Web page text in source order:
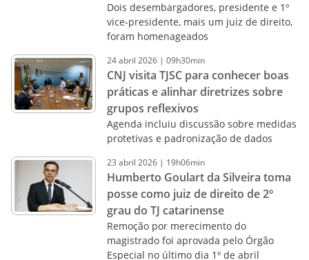
Dois desembargadores, presidente e 1º
vice-presidente, mais um juiz de direito,
foram homenageados
24abril 2026 | 09h30min
CNJ visita TJSC para conhecer boas
práticas e alinhar diretrizes sobre
grupos reflexivos
Agenda incluiu discussão sobre medidas
protetivas e padronização de dados
23 abril 2026 | 19h06min
Humberto Goulart da Silveira toma
posse como juiz de direito de 2º
grau do TJ catarinense
Remoção por merecimento do
magistrado foi aprovada pelo Órgão
Especial no último dia 1º de abril